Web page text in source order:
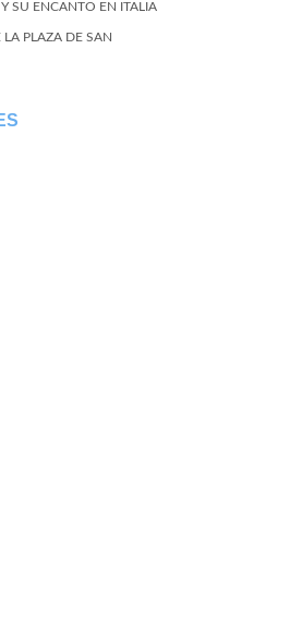
SU ENCANTO EN ITALIA
PLAZA DE SAN